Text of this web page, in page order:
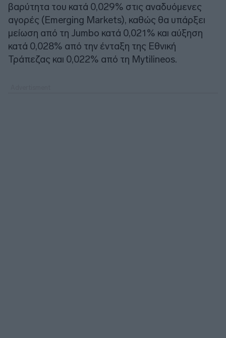
βαρύτητα του κατά 0,029% στις αναδυόμενες
αγορές (Emerging Markets), καθώς θα υπάρξει
μείωση από τη Jumbo κατά 0,021% και αύξηση
κατά 0,028% από την ένταξη της Εθνική
Τράπεζας και 0,022% από τη Mytilineos.